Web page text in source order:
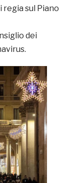
regia sul Piano
dei